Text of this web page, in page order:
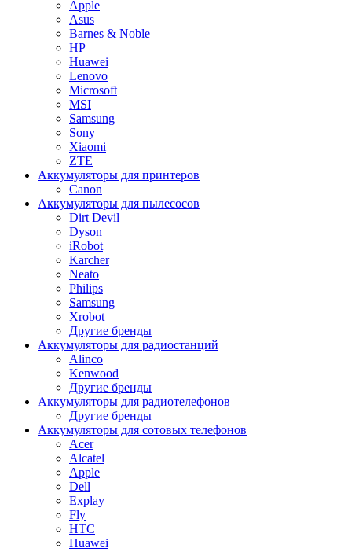
Apple
Asus
Barnes & Noble
HP
Huawei
Lenovo
Microsoft
MSI
Samsung
Sony
Xiaomi
ZTE
Аккумуляторы для принтеров
Canon
Аккумуляторы для пылесосов
Dirt Devil
Dyson
iRobot
Karcher
Neato
Philips
Samsung
Xrobot
Другие бренды
Аккумуляторы для радиостанций
Alinco
Kenwood
Другие бренды
Аккумуляторы для радиотелефонов
Другие бренды
Аккумуляторы для сотовых телефонов
Acer
Alcatel
Apple
Dell
Explay
Fly
HTC
Huawei